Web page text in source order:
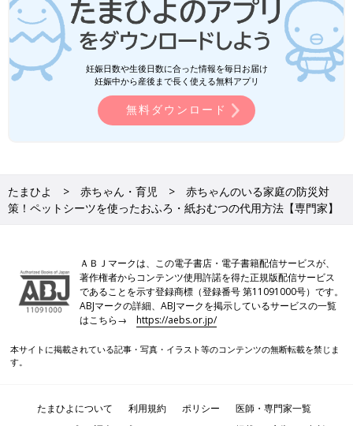
赤ちゃんがいる家の防災」
辻 直美さん（つじ なおみ）
国際災害レスキューナース。一般社団法人 育母塾代表理事。
ます。『レスキューナースが教える プチプラ防災』（扶桑社）
妊娠日数や生後日数に合った情報を毎日お届け
妊娠中から産後まで長く使える無料アプリ
無料ダウンロード
たまひよ 赤ちゃん・育児
赤ちゃんのいる家庭の防災対
策！ペットシーツを使ったおふろ・紙おむつの代用方法【専門家】
ＡＢＪマークは、この電子書店・電子書籍配信サービスが、
著作権者からコンテンツ使用許諾を得た正規版配信サービス
であることを示す登録商標（登録番号 第11091000号）です。
ABJマークの詳細、ABJマークを掲示しているサービスの一覧
はこちら→https://aebs.or.jp/
本サイトに掲載されている記事・写真・イラスト等のコンテンツの無断転載を禁じま
す。
たまひよについて 利用規約 ポリシー
医師・専門家一覧